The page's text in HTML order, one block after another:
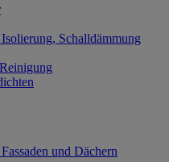
Schalldämmung
und Dächern